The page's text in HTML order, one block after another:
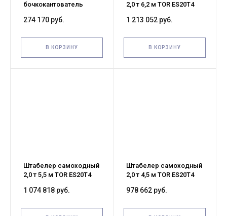
бочкокантователь
1,6 м TOR CDT с
274 170 руб.
В КОРЗИНУ
2,0 т 6,2 м TOR ES20T4
H-мачта (с
1 213 052 руб.
В КОРЗИНУ
Штабелер самоходный
2,0 т 5,5 м TOR ES20T4
H-мачта (с
1 074 818 руб.
Штабелер самоходный
2,0 т 4,5 м TOR ES20T4
H-мачта (с
978 662 руб.